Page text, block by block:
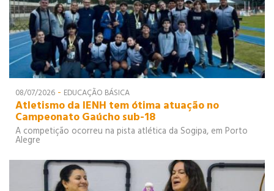
08/07/2026 - EDUCAÇÃO BÁSICA
Atletismo da IENH tem ótima atuação no
Campeonato Gaúcho sub-18
A competição ocorreu na pista atlética da Sogipa, em Porto
Alegre